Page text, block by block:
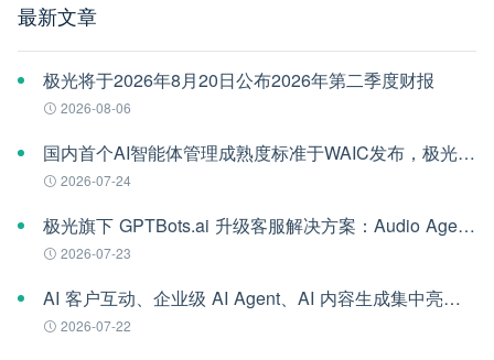
最新文章
极光将于2026年8月20日公布2026年第二季度财报
2026-08-06
国内首个AI智能体管理成熟度标准于WAIC发布，极光参编
2026-07-24
极光旗下 GPTBots.ai 升级客服解决方案：Audio Agent 打通企业通信线路，LINE 客服插件 2.0 同步上线
2026-07-23
AI 客户互动、企业级 AI Agent、AI 内容生成集中亮相！极光旗下EngageLab WAIC 2026 现场回顾
2026-07-22